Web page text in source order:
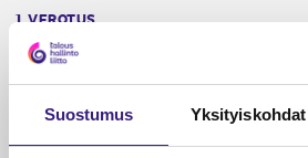
Suostumus Yksityiskohdat
VEROTUS
Kulu­veloitukset arvon­lisä­
verotuksessa – omien
veloitus, kulujen edelleen­
veloitus ja läpi­laskutus